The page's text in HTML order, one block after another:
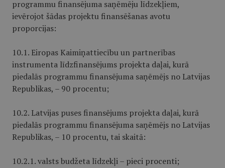
programmu finansējuma saņēmēju līdzekļiem,
ievērojot šādas projektu finansēšanas avotu
proporcijas:
10.1. Eiropas Kaimiņattiecību un partnerības
instrumenta līdzfinansējums projekta daļai, kurā
piedalās programmu finansējuma saņēmējs no Latvijas
Republikas, – 90 procentu;
10.2. Latvijas puses finansējums projekta daļai, kurā
piedalās programmu finansējuma saņēmējs no Latvijas
Republikas, – 10 procentu, tai skaitā:
10.2.1. valsts budžeta līdzekļi – pieci procenti;